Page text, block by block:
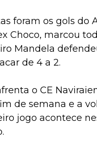
foram os gols do
Choco, marcou
Mandela
de 4 a 2.
o CE
de semana e a
jogo acontece